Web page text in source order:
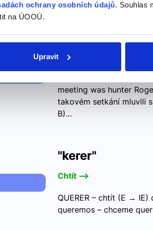
ochrany osobních údajů. Souhlas
na ÚOOÚ.
Upravit
talked to
Pojďme se podívat na
One of the first people
meeting was hunter
takovém setkání mluvili
B)…
"kerer"
Chtít -->
QUERER – chtít (E →
queremos – chceme